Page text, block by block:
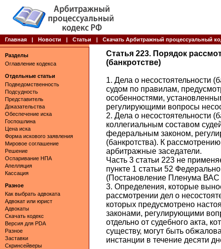
Главная | Новости | Статьи | Скачать Арбитражный процессуальный
Разделы
Оглавление кодекса
Отдельные статьи
Подведомственность
Подсудность
Представитель
Доказательства
Обеспечение иска
Госпошлина
Цена иска
Форма искового заявления
Мировое соглашение
Решение
Оспаривание НПА
Апелляция
Кассация
Разное
Как выбрать адвоката
Адвокат или юрист
Адвокаты
Скачать кодекс
Версия для PDA
Разное
Заставки
Скринсейверы
Статья 223. Порядок
(банкротстве)
1. Дела о несостоятельности
судом по правилам,
особенностями,
регулирующими вопросы
2. Дела о несостоятельности
коллегиальным составом
федеральным законом,
(банкротства). К
арбитражные заседатели.
Часть 3 статьи 223 не
пункте 1 статьи 52
(Постановление Пленума ВАС
3. Определения, которые
рассмотрении дел о
которых предусмотрено
законами, регулирующими
отдельно от судебного акта,
существу, могут быть
инстанции в течение десяти